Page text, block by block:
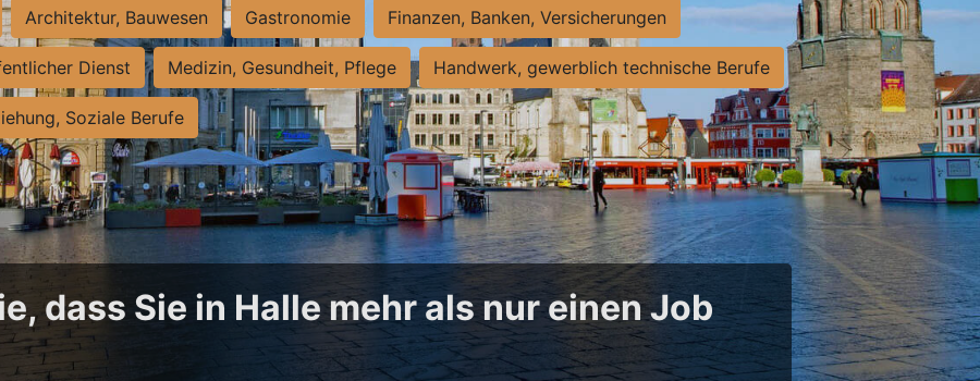
Architektur, Bauwesen Gastronomie Finanzen, Banken, Versicherungen
Dienst Medizin, Gesundheit, Pflege Handwerk, gewerblich technische Berufe
Soziale Berufe
dass Sie in Halle mehr als nur einen Job